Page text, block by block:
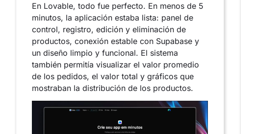
En Lovable, todo fue perfecto. En menos de 5
minutos, la aplicación estaba lista: panel de
control, registro, edición y eliminación de
productos, conexión estable con Supabase y
un diseño limpio y funcional. El sistema
también permitía visualizar el valor promedio
de los pedidos, el valor total y gráficos que
mostraban la distribución de los productos.